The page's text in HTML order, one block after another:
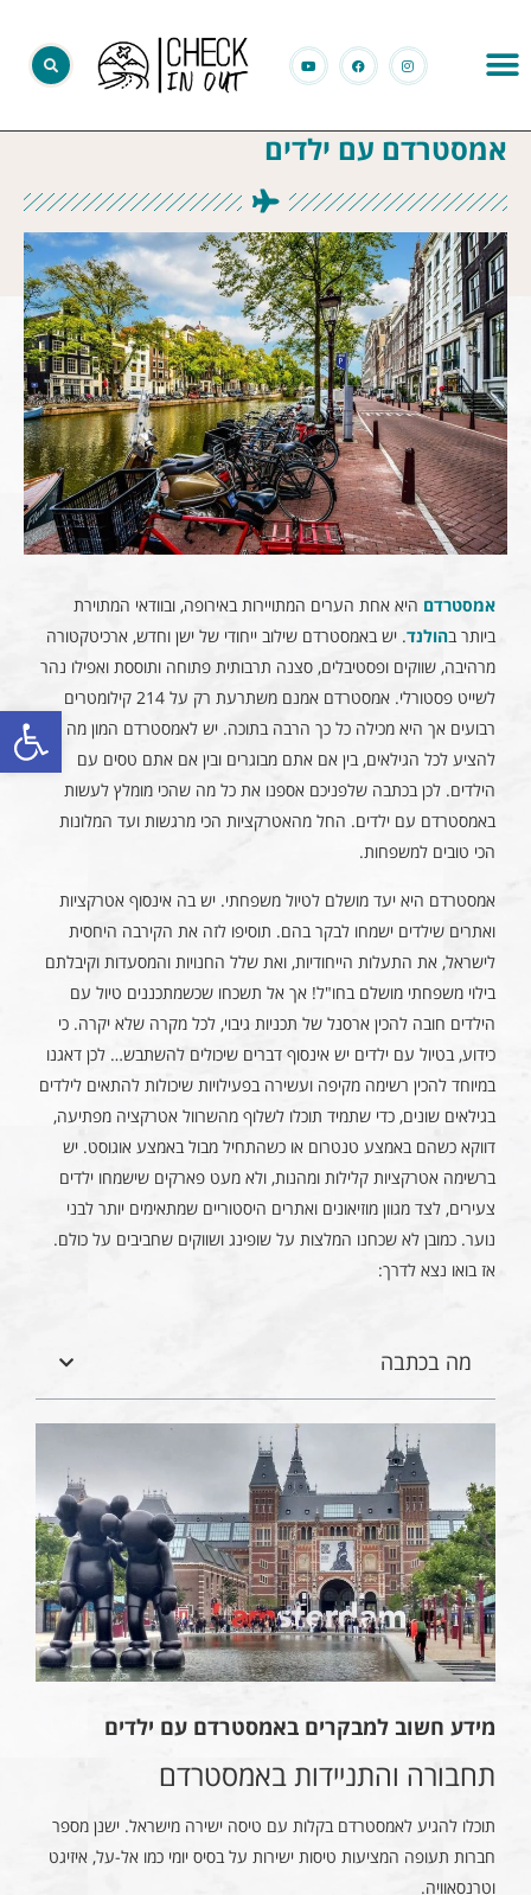
פתח
אמסטרדם עם ילדים
אמסטרדם היא אחת הערים המתויירות באירופה, ובוודאי המתוירת
ביותר בהולנד. יש באמסטרדם שילוב ייחודי של ישן וחדש, ארכיטקטורה
מרהיבה, שווקים ופסטיבלים, סצנה תרבותית פתוחה ותוססת ואפילו נהר
לשייט פסטורלי. אמסטרדם אמנם משתרעת רק על 214 קילומטרים
רבועים אך היא מכילה כל כך הרבה בתוכה. יש לאמסטרדם המון מה
להציע לכל הגילאים, בין אם אתם מבוגרים ובין אם אתם טסים עם
הילדים. לכן בכתבה שלפניכם אספנו את כל מה שהכי מומלץ לעשות
באמסטרדם עם ילדים. החל מהאטרקציות הכי מרגשות ועד המלונות
הכי טובים למשפחות.
אמסטרדם היא יעד מושלם לטיול משפחתי. יש בה אינסוף אטרקציות
ואתרים שילדים ישמחו לבקר בהם. תוסיפו לזה את הקירבה היחסית
לישראל, את התעלות הייחודיות, ואת שלל החנויות והמסעדות וקיבלתם
בילוי משפחתי מושלם בחו"ל! אך אל תשכחו שכשמתכננים טיול עם
הילדים חובה להכין ארסנל של תכניות גיבוי, לכל מקרה שלא יקרה. כי
כידוע, בטיול עם ילדים יש אינסוף דברים שיכולים להשתבש… לכן דאגנו
במיוחד להכין רשימה מקיפה ועשירה בפעילויות שיכולות להתאים לילדים
בגילאים שונים, כדי שתמיד תוכלו לשלוף מהשרוול אטרקציה מפתיעה,
דווקא כשהם באמצע טנטרום או כשהתחיל מבול באמצע אוגוסט. יש
ברשימה אטרקציות קלילות ומהנות, ולא מעט פארקים שישמחו ילדים
צעירים, לצד מגוון מוזיאונים ואתרים היסטוריים שמתאימים יותר לבני
נוער. כמובן לא שכחנו המלצות על שופינג ושווקים שחביבים על כולם.
אז בואו נצא לדרך:
מה בכתבה
מידע חשוב למבקרים באמסטרדם עם ילדים
תחבורה והתניידות באמסטרדם
תוכלו להגיע לאמסטרדם בקלות עם טיסה ישירה מישראל. ישנן מספר
חברות תעופה המציעות טיסות ישירות על בסיס יומי כמו אל-על, איזיגט
וטרנסאוויה.